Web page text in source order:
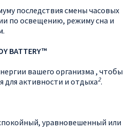
последствия смены часовых
по освещению, режиму сна и
BATTERY™
вашего организма , чтобы
для активности и отдыха2.
уравновешенный или